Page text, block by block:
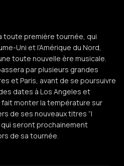
toute première tournée, qui
Uni et l’Amérique du Nord,
toute nouvelle ère musicale.
par plusieurs grandes
et Paris, avant de se poursuivre
dates à Los Angeles et
fait monter la température sur
de ses nouveaux titres “I
qui seront prochainement
de sa tournée.